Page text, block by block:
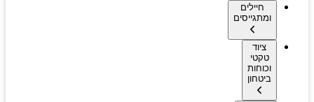
חיילים
ומתגייסים
ציוד
טקטי
וכוחות
ביטחון